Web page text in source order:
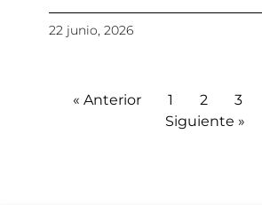
22 junio, 2026
« Anterior 1 2 3
Siguiente »